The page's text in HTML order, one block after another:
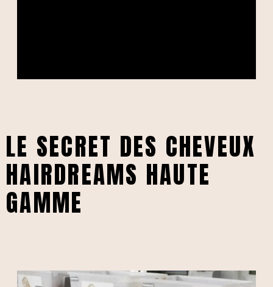
LE SECRET DES CHEVEUX
HAIRDREAMS HAUTE
GAMME